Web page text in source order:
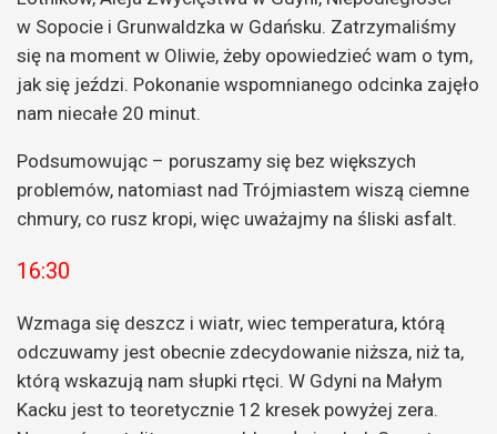
w Sopocie i Grunwaldzka w Gdańsku. Zatrzymaliśmy
się na moment w Oliwie, żeby opowiedzieć wam o tym,
jak się jeździ. Pokonanie wspomnianego odcinka zajęło
nam niecałe 20 minut.
Podsumowując – poruszamy się bez większych
problemów, natomiast nad Trójmiastem wiszą ciemne
chmury, co rusz kropi, więc uważajmy na śliski asfalt.
16:30
Wzmaga się deszcz i wiatr, wiec temperatura, którą
odczuwamy jest obecnie zdecydowanie niższa, niż ta,
którą wskazują nam słupki rtęci. W Gdyni na Małym
Kacku jest to teoretycznie 12 kresek powyżej zera.